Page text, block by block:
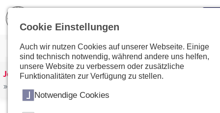
Johanniter Österreich
Spenden & Helfen
Cookie Einstellungen
Auch wir nutzen Cookies auf unserer Webseite. Einige
sind technisch notwendig, während andere uns helfen,
unsere Website zu verbessern oder zusätzliche
Funktionalitäten zur Verfügung zu stellen.
Notwendige Cookies